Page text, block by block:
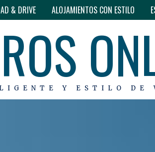
& DRIVE ALOJAMIENTOS CON ESTILO
Y ESTILO DE